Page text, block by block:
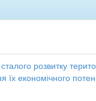
сталого розвитку
їх економічного